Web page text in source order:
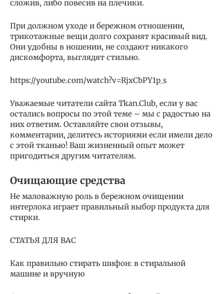
сложив, либо повесив на плечики.
При должном уходе и бережном отношении,
трикотажные вещи долго сохранят красивый вид.
Они удобны в ношении, не создают никакого
дискомфорта, выглядят стильно.
https://youtube.com/watch?v=RjxCbPY1p_s
Уважаемые читатели сайта Tkan.Club, если у вас
остались вопросы по этой теме – мы с радостью на
них ответим. Оставляйте свои отзывы,
комментарии, делитесь историями если имели дело
с этой тканью! Ваш жизненный опыт может
пригодиться другим читателям.
Очищающие средства
Не маловажную роль в бережном очищении
интерлока играет правильный выбор продукта для
стирки.
СТАТЬЯ ДЛЯ ВАС
Как правильно стирать шифон: в стиральной
машине и вручную